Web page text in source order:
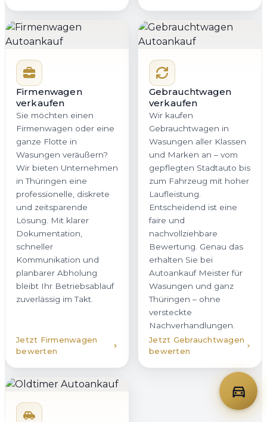
Firmenwagen
verkaufen
Sie möchten einen
Firmenwagen oder eine
ganze Flotte in
Wasungen veräußern?
Wir bieten Unternehmen
in Thüringen eine
professionelle, diskrete
und zeitsparende
Lösung. Mit klarer
Dokumentation,
schneller
Kommunikation und
planbarer Abholung
bleibt Ihr Betriebsablauf
zuverlässig im Takt.
Jetzt Firmenwagen
bewerten
Gebrauchtwagen
verkaufen
Wir kaufen
Gebrauchtwagen in
Wasungen aller Klassen
und Marken an – vom
gepflegten Stadtauto bis
zum Fahrzeug mit hoher
Laufleistung.
Entscheidend ist eine
faire und
nachvollziehbare
Bewertung. Genau das
erhalten Sie bei
Autoankauf Meister für
Wasungen und ganz
Thüringen – ohne
versteckte
Nachverhandlungen.
Jetzt Gebrauchtwagen
bewerten